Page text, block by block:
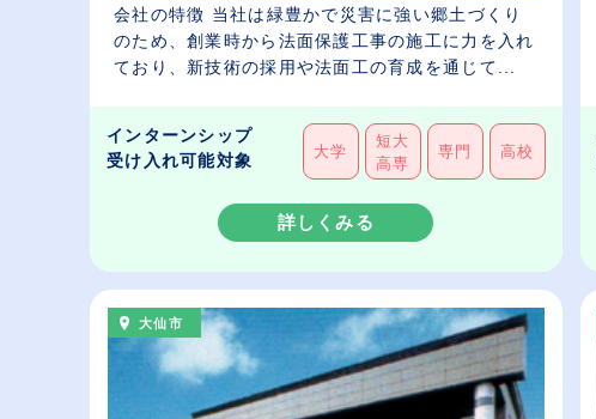
会社の特徴 当社は緑豊かで災害に強い郷土づくり
のため、創業時から法面保護工事の施工に力を入れ
ており、新技術の採用や法面工の育成を通じて...
インターンシップ
受け入れ可能対象
大学
短大
高専
専門 高校
詳しくみる
大仙市